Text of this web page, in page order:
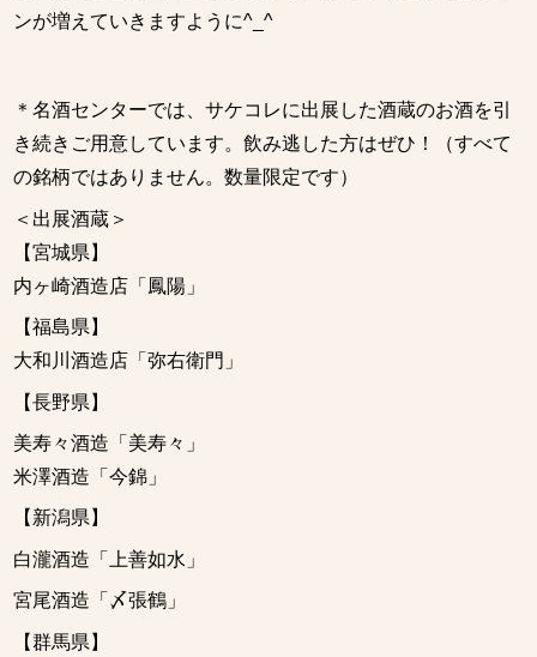
ンが増えていきますように^_^
＊名酒センターでは、サケコレに出展した酒蔵のお酒を引
き続きご用意しています。飲み逃した方はぜひ！（すべて
の銘柄ではありません。数量限定です）
＜出展酒蔵＞
【宮城県】
内ヶ崎酒造店「鳳陽」
【福島県】
大和川酒造店「弥右衛門」
【長野県】
美寿々酒造「美寿々」
米澤酒造「今錦」
【新潟県】
白瀧酒造「上善如水」
宮尾酒造「〆張鶴」
【群馬県】